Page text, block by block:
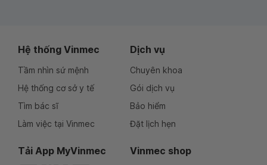
Hệ thống Vinmec
Tầm nhìn sứ mệnh
Hệ thống cơ sở y tế
Tìm bác sĩ
Làm việc tại Vinmec
Dịch vụ
Chuyên khoa
Gói dịch vụ
Bảo hiểm
Đặt lịch hẹn
Tải App MyVinmec Vinmec shop